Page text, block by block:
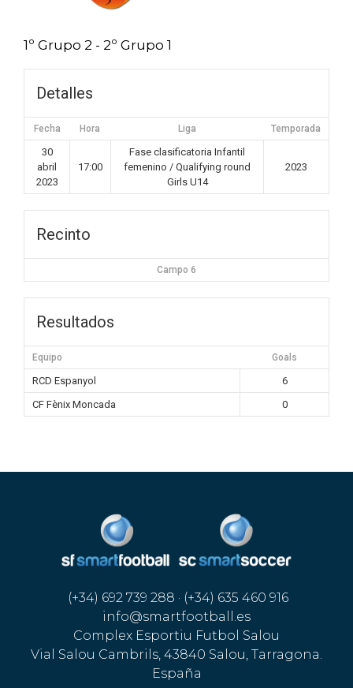
1º Grupo 2 - 2º Grupo 1
Detalles
Fecha Hora Liga Temporada
30
abril
2023
17:00
Fase clasificatoria Infantil
femenino / Qualifying round
Girls U14
2023
Recinto
Campo 6
Resultados
Equipo Goals
RCD Espanyol
6
CF Fènix Moncada
0
(+34) 692 739 288 · (+34) 635 460 916
info@smartfootball.es
Complex Esportiu Futbol Salou
Vial Salou Cambrils, 43840 Salou, Tarragona.
España